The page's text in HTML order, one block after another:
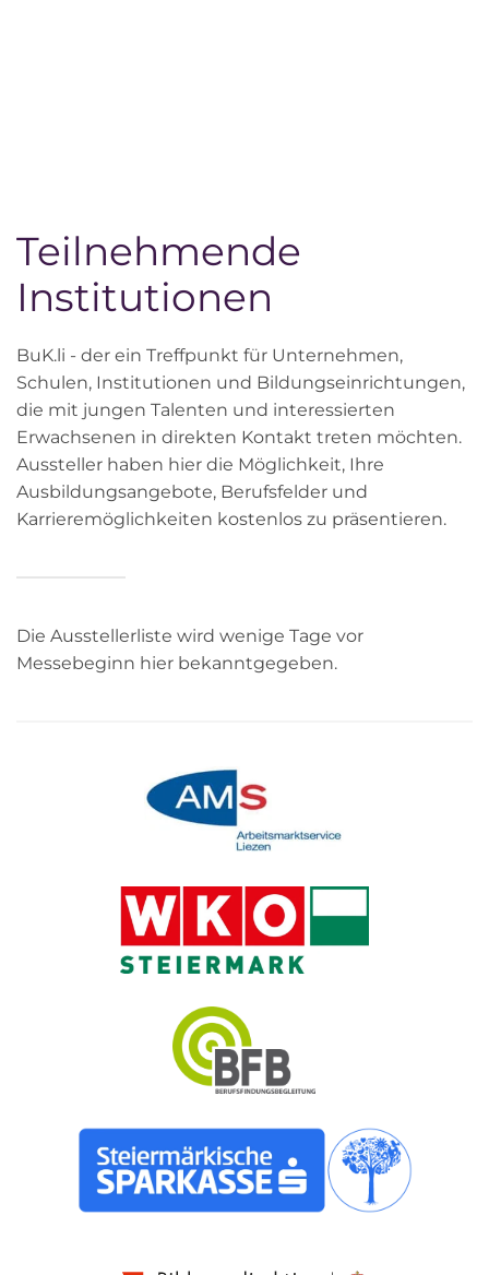
Teilnehmende
Institutionen
BuK.li - der ein Treffpunkt für Unternehmen,
Schulen, Institutionen und Bildungseinrichtungen,
die mit jungen Talenten und interessierten
Erwachsenen in direkten Kontakt treten möchten.
Aussteller haben hier die Möglichkeit, Ihre
Ausbildungsangebote, Berufsfelder und
Karrieremöglichkeiten kostenlos zu präsentieren.
Die Ausstellerliste wird wenige Tage vor
Messebeginn hier bekanntgegeben.